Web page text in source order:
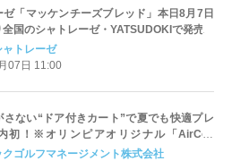
ゼ「マッケンチーズブレッド」本日8月7日
全国のシャトレーゼ・YATSUDOKIで発売
トレーゼ
07日 11:00
さない“ドア付きカート”で夏でも快適プレ
！※オリンピアオリジナル「AirCon
コンカート）」導入 | ＰＧＭ
ゴルフマネージメント株式会社